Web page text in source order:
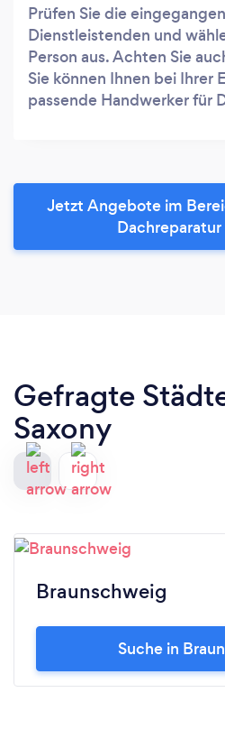
Prüfen Sie die
Dienstleistenden und
Person aus. Achten Sie
Sie können Ihnen bei Ihrer
passende Handwerker für
Jetzt Angebote im
Gefragte
Saxony
Braunschweig
Suche in